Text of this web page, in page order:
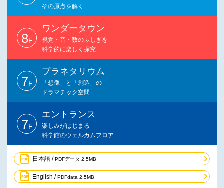
その原点を解く
8F
ワンダータウン
視覚・音・数のふしぎを
科学的に楽しく探究
7F
プラネタリウム
「想像」と「創造」の
ドラマチック空間
7F
エントランス
楽しみがはじまる
科学館のウェルカムフロア
日本語 /PDFデータ 2.5MB
English /PDFdata 2.5MB